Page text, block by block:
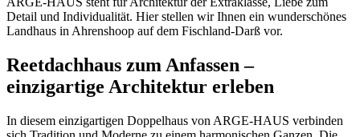
Detail und Individualität. Hier stellen wir Ihnen ein wunderschönes
Landhaus in Ahrenshoop auf dem Fischland-Darß vor.
Reetdachhaus zum Anfassen –
einzigartige Architektur erleben
In diesem einzigartigen Doppelhaus von ARGE-HAUS verbinden